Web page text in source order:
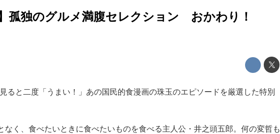
】孤独のグルメ満腹セレクション おかわり！
ると二度「うまい！」あの国民的食漫画の珠玉のエピソードを厳選した特別
く、食べたいときに食べたいものを食べる主人公・井之頭五郎。何の変哲も